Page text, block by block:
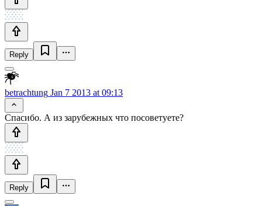
Reply
betrachtung Jan 7 2013 at 09:13
Спасибо. А из зарубежных что посоветуете?
Reply